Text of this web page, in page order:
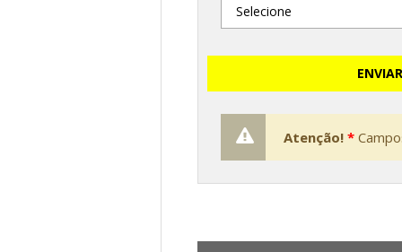
Atenção! *